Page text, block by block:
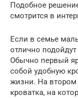
Подобное
смотрится в
Если в семье
отлично
Обычно первый
собой удобную
жизни. На втором
кроватка, на